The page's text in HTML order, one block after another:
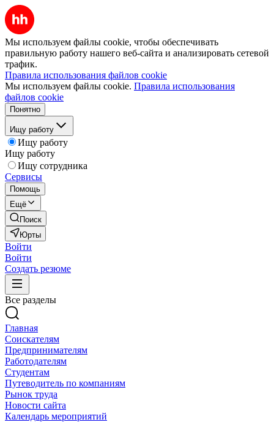
Мы используем файлы cookie, чтобы обеспечивать
правильную работу нашего веб-сайта и анализировать сетевой
трафик.
Правила использования файлов cookie
Мы используем файлы cookie. Правила использования
файлов cookie
Понятно
Ищу работу
Ищу работу
Ищу работу
Ищу сотрудника
Сервисы
Помощь
Ещё
Поиск
Юрты
Войти
Войти
Создать резюме
Все разделы
Главная
Соискателям
Предпринимателям
Работодателям
Студентам
Путеводитель по компаниям
Рынок труда
Новости сайта
Календарь мероприятий